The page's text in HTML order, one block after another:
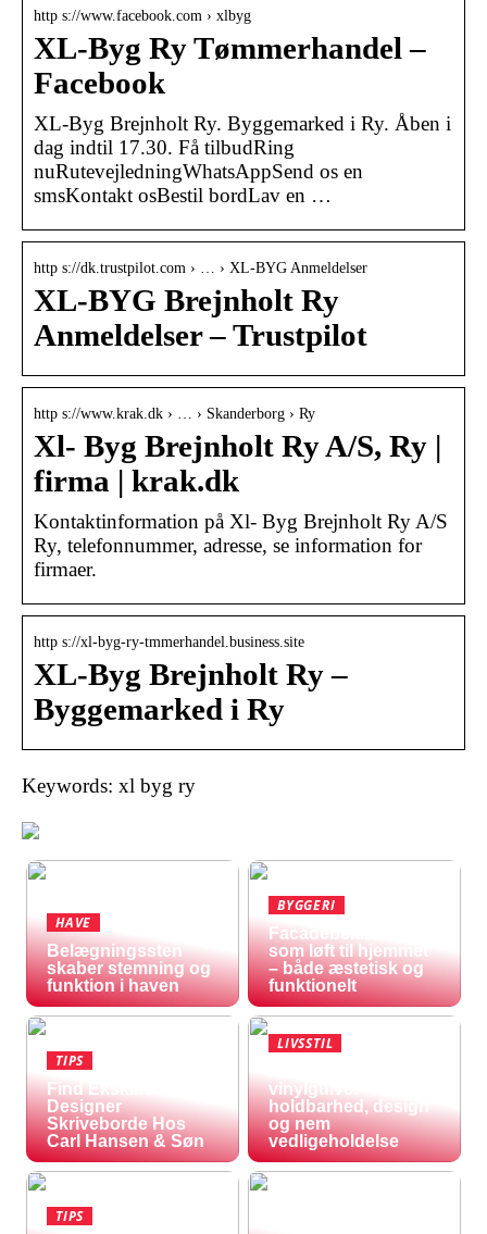
http s://www.facebook.com › xlbyg
XL-Byg Ry Tømmerhandel –
Facebook
XL-Byg Brejnholt Ry. Byggemarked i Ry. Åben i
dag indtil 17.30. Få tilbudRing
nuRutevejledningWhatsAppSend os en
smsKontakt osBestil bordLav en …
http s://dk.trustpilot.com › … › XL-BYG Anmeldelser
XL-BYG Brejnholt Ry
Anmeldelser – Trustpilot
http s://www.krak.dk › … › Skanderborg › Ry
Xl- Byg Brejnholt Ry A/S, Ry |
firma | krak.dk
Kontaktinformation på Xl- Byg Brejnholt Ry A/S
Ry, telefonnummer, adresse, se information for
firmaer.
http s://xl-byg-ry-tmmerhandel.business.site
XL-Byg Brejnholt Ry –
Byggemarked i Ry
Keywords: xl byg ry
HAVE
Belægningssten
skaber stemning og
funktion i haven
BYGGERI
Facadebeklædning
som løft til hjemmet
– både æstetisk og
funktionelt
TIPS
Find Eksklusive
Designer
Skriveborde Hos
Carl Hansen & Søn
LIVSSTIL
vinylgulve:
holdbarhed, design
og nem
vedligeholdelse
TIPS